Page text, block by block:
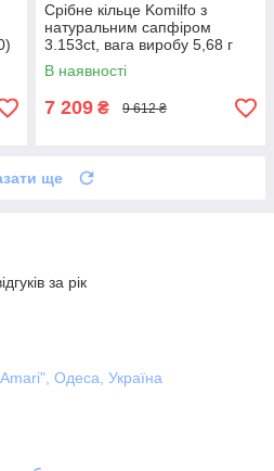
Срібне кільце Komilfo з
натуральним сапфіром
3.153ct, вага виробу 5,68 г
(0468839) 19 розмір 6.58, 18
В наявності
7 209 ₴ 9 612 ₴
ще
за рік
Одеса, Україна